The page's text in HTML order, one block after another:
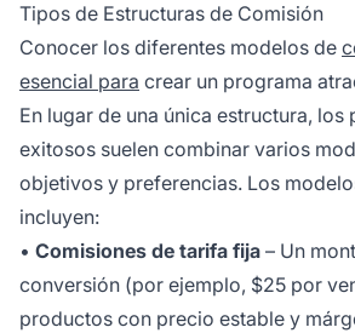
Tipos de Estructuras de Comisión
Conocer los diferentes modelos de
esencial para crear un programa
En lugar de una única estructura, los
exitosos suelen combinar varios
objetivos y preferencias. Los
incluyen:
• Comisiones de tarifa fija – Un
conversión (por ejemplo, $25 por
productos con precio estable y